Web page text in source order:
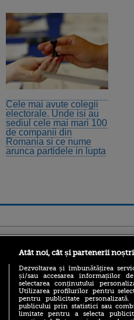
Cele mai avute colegii
electorale. Unde isi au
sediul cele mai mari 100
de companii din
Romania si ce nume
arunca partidele in lupta
Atât noi, cât și partenerii
Dezvoltarea și îmbunătățirea
și/sau accesarea informațiilor
selectarea conținutului
Utilizarea profilurilor pentru
pentru publicitate personalizată.
publicului prin statistici sau
limitate pentru a selecta